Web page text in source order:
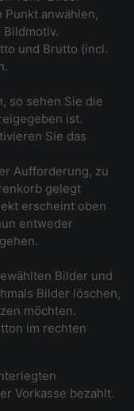
Punkt anwählen,
und Brutto (incl.
so sehen Sie die
ist.
Sie das
Aufforderung, zu
gelegt
erscheint oben
entweder
Bilder und
Bilder löschen,
möchten.
im rechten
Vorkasse bezahlt.